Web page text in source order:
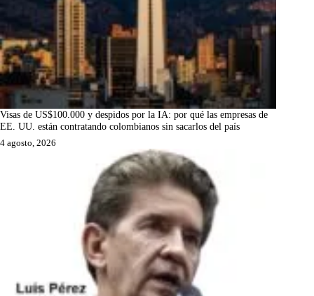
Visas de US$100.000 y despidos por la IA: por qué las empresas de
EE. UU. están contratando colombianos sin sacarlos del país
4 agosto, 2026